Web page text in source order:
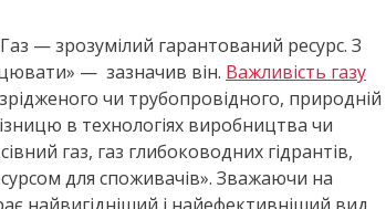
— зрозумілий гарантований ресурс. З
— зазначив він. Важливість газу
чи трубопровідного, природній
в технологіях виробництва чи
газ, газ глибоководних гідрантів,
для споживачів». Зважаючи на